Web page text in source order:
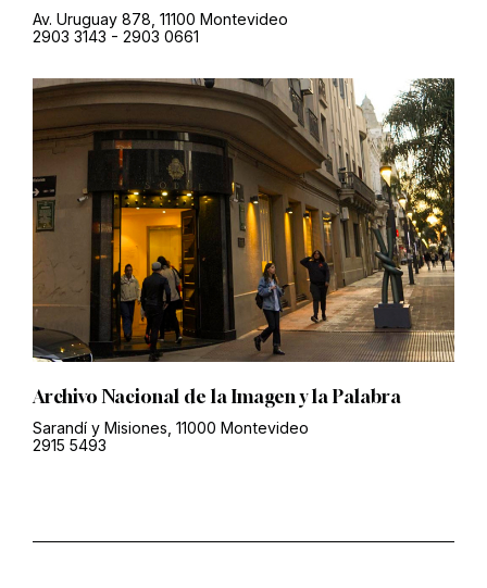
Av. Uruguay 878, 11100 Montevideo
2903 3143 - 2903 0661
Archivo Nacional de la Imagen y la Palabra
Sarandí y Misiones, 11000 Montevideo
2915 5493